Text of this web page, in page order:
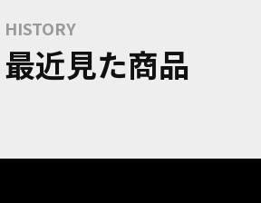
HISTORY
最近見た商品